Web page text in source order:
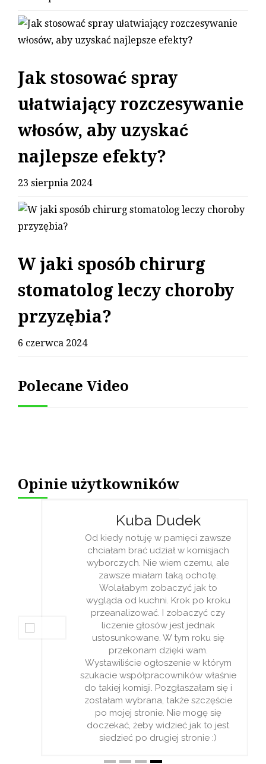
Jak stosować spray
ułatwiający rozczesywanie
włosów, aby uzyskać
najlepsze efekty?
23 sierpnia 2024
W jaki sposób chirurg
stomatolog leczy choroby
przyzębia?
6 czerwca 2024
Polecane Video
Opinie użytkowników
Kuba Dudek
Od kiedy notuję w pamięci zawsze
chciałam brać udział w komisjach
wyborczych. Nie wiem czemu, ale
zawsze miałam taką ochotę.
Wolałabym zobaczyć jak to
wygląda od kuchni. Krok po kroku
przeanalizować. I zobaczyć czy
liczenie głosów jest jednak
ustosunkowane. W tym roku się
przekonam dzięki wam.
Wystawiliście ogłoszenie w którym
szukacie współpracowników właśnie
do takiej komisji. Pozgłaszałam się i
zostałam wybrana, także szczęście
po mojej stronie. Nie mogę się
doczekać, żeby widzieć jak to jest
siedzieć po drugiej stronie :)